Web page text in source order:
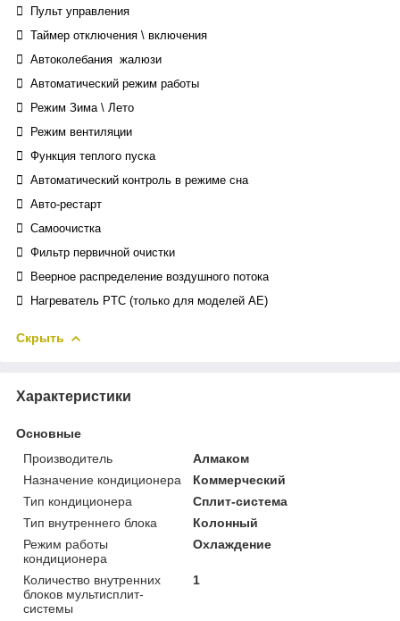
 Пульт управления
 Таймер отключения \ включения
 Автоколебания жалюзи
 Автоматический режим работы
 Режим Зима \ Лето
 Режим вентиляции
 Функция теплого пуска
 Автоматический контроль в режиме сна
 Авто-рестарт
 Самоочистка
 Фильтр первичной очистки
 Веерное распределение воздушного потока
 Нагреватель PTC (только для моделей АЕ)
Скрыть
Характеристики
Основные
Производитель
Алмаком
Назначение кондиционера
Коммерческий
Тип кондиционера
Сплит-система
Тип внутреннего блока
Колонный
Режим работы
кондиционера
Охлаждение
Количество внутренних
блоков мультисплит-
системы
1